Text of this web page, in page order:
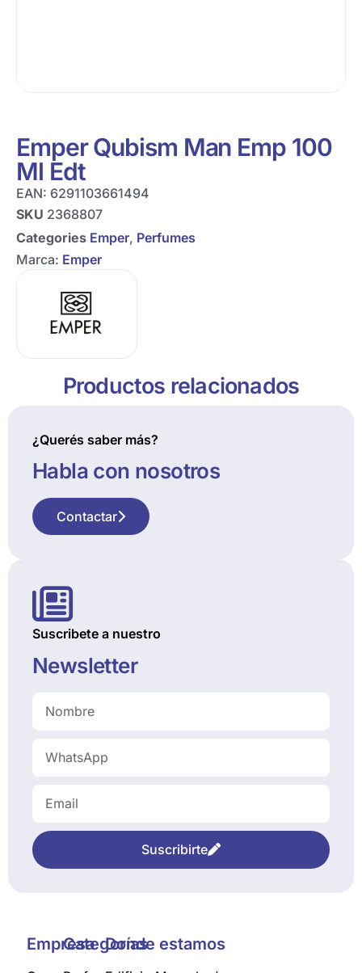
Emper Qubism Man Emp 100
Ml Edt
EAN: 6291103661494
SKU 2368807
Categories Emper, Perfumes
Marca: Emper
Productos relacionados
¿Querés saber más?
Habla con nosotros
Contactar
Suscribete a nuestro
Newsletter
Suscribirte
EmpresaCategoríasDonde estamos